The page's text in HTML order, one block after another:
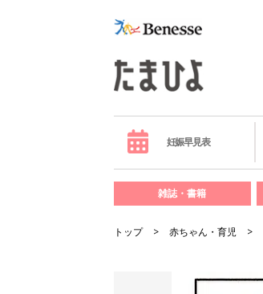
妊娠早見表
雑誌・書籍
トップ 赤ちゃん・育児